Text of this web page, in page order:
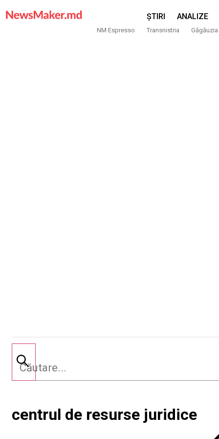
ȘTIRI ANALIZE
NM Espresso Transnistria Găgăuzia
centrul de resurse juridice